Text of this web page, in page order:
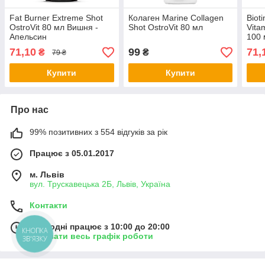
Fat Burner Extreme Shot
OstroVit 80 мл Вишня -
Апельсин
71,10 ₴ 79 ₴
Купити
Колаген Marine Collagen
Shot OstroVit 80 мл
99₴
Купити
100
Про нас
99% позитивних з 554 відгуків за рік
Працює з 05.01.2017
м. Львів
вул. Трускавецька 2Б, Львів, Україна
Контакти
Сьогодні працює з 10:00 до 20:00
Показати весь графік роботи
КНОПКА
ЗВ'ЯЗКУ